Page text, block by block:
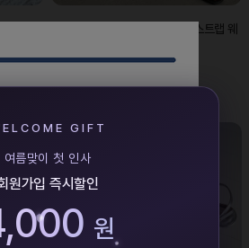
클 스
여름 여자 슬리퍼힐 편한 더블 스트랩 웨
무료배송
85,000원49,000원
GIFT
여름맞이 첫 인사
원가입 즉시할인
원